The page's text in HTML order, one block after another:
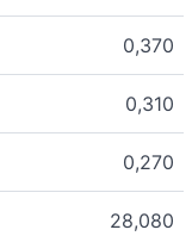
0,370
0,310
0,270
28,080